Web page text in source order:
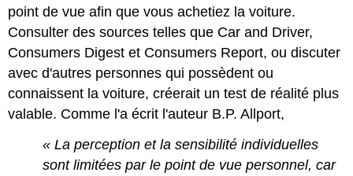
point de vue afin que vous achetiez la voiture.
Consulter des sources telles que Car and Driver,
Consumers Digest et Consumers Report, ou discuter
avec d'autres personnes qui possèdent ou
connaissent la voiture, créerait un test de réalité plus
valable. Comme l'a écrit l'auteur B.P. Allport,
« La perception et la sensibilité individuelles
sont limitées par le point de vue personnel, car